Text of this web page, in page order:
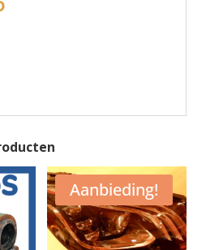
Aanbieding!